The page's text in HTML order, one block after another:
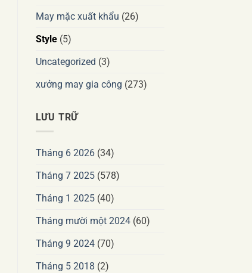
May mặc xuất khẩu (26)
Style(5)
Uncategorized (3)
xưởng may gia công (273)
LƯU TRỮ
Tháng 6 2026(34)
Tháng 7 2025(578)
Tháng 1 2025(40)
Tháng mười một 2024(60)
Tháng 9 2024(70)
Tháng 5 2018 (2)